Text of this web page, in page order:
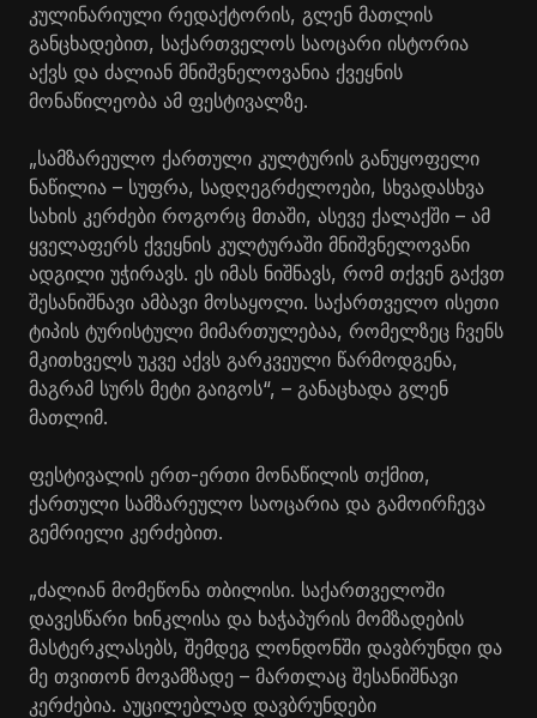
კულინარიული რედაქტორის, გლენ მათლის
განცხადებით, საქართველოს საოცარი ისტორია
აქვს და ძალიან მნიშვნელოვანია ქვეყნის
მონაწილეობა ამ ფესტივალზე.
„სამზარეულო ქართული კულტურის განუყოფელი
ნაწილია – სუფრა, სადღეგრძელოები, სხვადასხვა
სახის კერძები როგორც მთაში, ასევე ქალაქში – ამ
ყველაფერს ქვეყნის კულტურაში მნიშვნელოვანი
ადგილი უჭირავს. ეს იმას ნიშნავს, რომ თქვენ გაქვთ
შესანიშნავი ამბავი მოსაყოლი. საქართველო ისეთი
ტიპის ტურისტული მიმართულებაა, რომელზეც ჩვენს
მკითხველს უკვე აქვს გარკვეული წარმოდგენა,
მაგრამ სურს მეტი გაიგოს“, – განაცხადა გლენ
მათლიმ.
ფესტივალის ერთ-ერთი მონაწილის თქმით,
ქართული სამზარეულო საოცარია და გამოირჩევა
გემრიელი კერძებით.
„ძალიან მომეწონა თბილისი. საქართველოში
დავესწარი ხინკლისა და ხაჭაპურის მომზადების
მასტერკლასებს, შემდეგ ლონდონში დავბრუნდი და
მე თვითონ მოვამზადე – მართლაც შესანიშნავი
კერძებია. აუცილებლად დავბრუნდები